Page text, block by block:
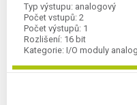
Typ výstupu: analogový
Počet vstupů: 2
Počet výstupů: 1
Rozlišení: 16 bit
Kategorie: I/O moduly